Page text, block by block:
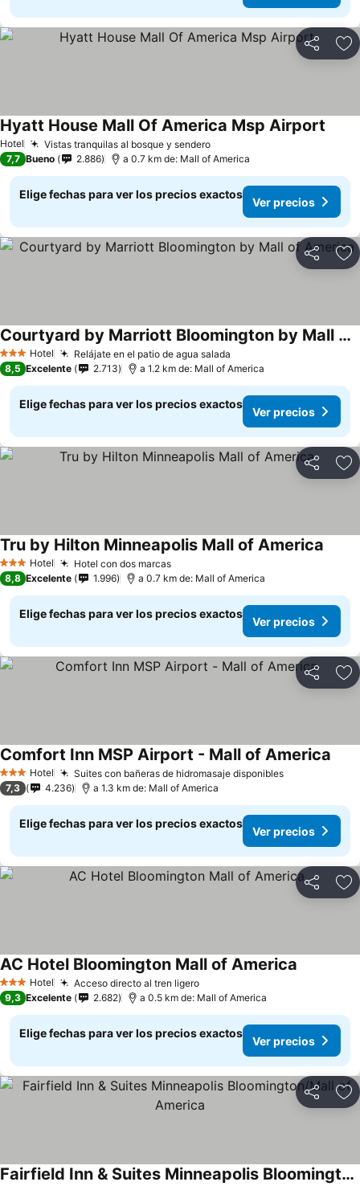
Compartir
Hotel Vistas tranquilas al bosque y sendero
Hyatt House Mall Of America Msp Airport
7,7 Bueno 2.886 a 0.7 km de: Mall of America
Elige fechas para ver los precios exactos
Ver precios
Compartir
3 Estrellas
Hotel Relájate en el patio de agua salada
Courtyard by Marriott Bloomington by Mall of America
8,5 Excelente 2.713 a 1.2 km de: Mall of America
Elige fechas para ver los precios exactos
Ver precios
Compartir
3 Estrellas
Hotel Hotel con dos marcas
Tru by Hilton Minneapolis Mall of America
8,8 Excelente 1.996 a 0.7 km de: Mall of America
Elige fechas para ver los precios exactos
Ver precios
Compartir
3 Estrellas
Hotel Suites con bañeras de hidromasaje disponibles
Comfort Inn MSP Airport - Mall of America
7,3 4.236 a 1.3 km de: Mall of America
Elige fechas para ver los precios exactos
Ver precios
Compartir
3 Estrellas
Hotel Acceso directo al tren ligero
AC Hotel Bloomington Mall of America
9,3 Excelente 2.682 a 0.5 km de: Mall of America
Elige fechas para ver los precios exactos
Ver precios
Compartir
Fairfield Inn & Suites Minneapolis Bloomington/Mall of America